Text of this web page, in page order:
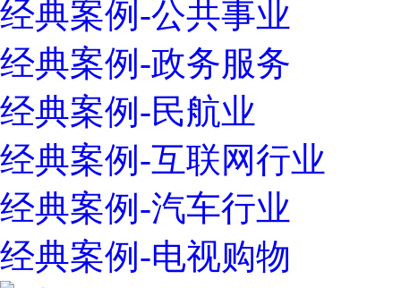
经典案例-公共事业
经典案例-政务服务
经典案例-民航业
经典案例-互联网行业
经典案例-汽车行业
经典案例-电视购物